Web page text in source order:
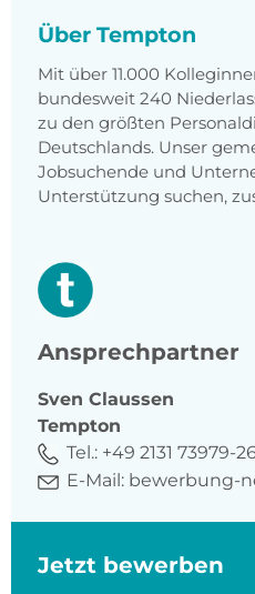
Über Tempton
Mit über 11.000
bundesweit 240
zu den größten
Deutschlands. Unser
Jobsuchende und
Unterstützung suchen,
Ansprechpartner
Sven Claussen
Tempton
Tel.: +49 2131 73979-
E-Mail: bewerbung-
Jetzt bewerben